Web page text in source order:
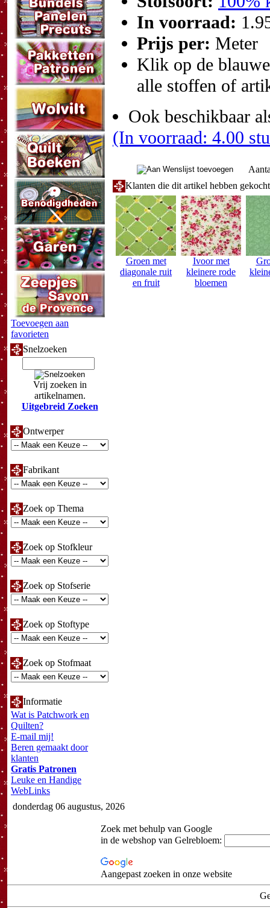
Toevoegen aan
favorieten
Snelzoeken
Vrij zoeken in
artikelnamen.
Uitgebreid Zoeken
Ontwerper
Fabrikant
Zoek op Thema
Zoek op Stofkleur
Zoek op Stofserie
Zoek op Stoftype
Zoek op Stofmaat
Informatie
Wat is Patchwork en
Quilten?
E-mail mij!
Beren gemaakt door
klanten
Gratis Patronen
Leuke en Handige
WebLinks
In voorraad:
Prijs per: Meter
Klik op de
alle stoffen of
Ook beschikbaar
(In voorraad: 4.00
Klanten die dit artikel hebben
Groen met
diagonale ruit
en fruit
Ivoor met
kleinere rode
bloemen
donderdag 06 augustus, 2026
Zoek met behulp van Google
in de webshop van Gelrebloem:
Aangepast zoeken in onze website